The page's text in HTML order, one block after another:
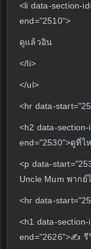
<li data-section-
end="2510">
ดูแล้วอิน
</li>
</ul>
<hr data-
<h2 data-
end="2530">ดูที่ไ
<p data-
Uncle Mum พากย์
<hr data-
<h1 data-
end="2626">✍️ รี